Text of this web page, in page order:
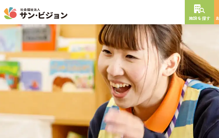
施設を探す
NEW OPEN
年